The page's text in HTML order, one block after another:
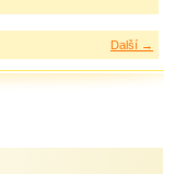
Další →